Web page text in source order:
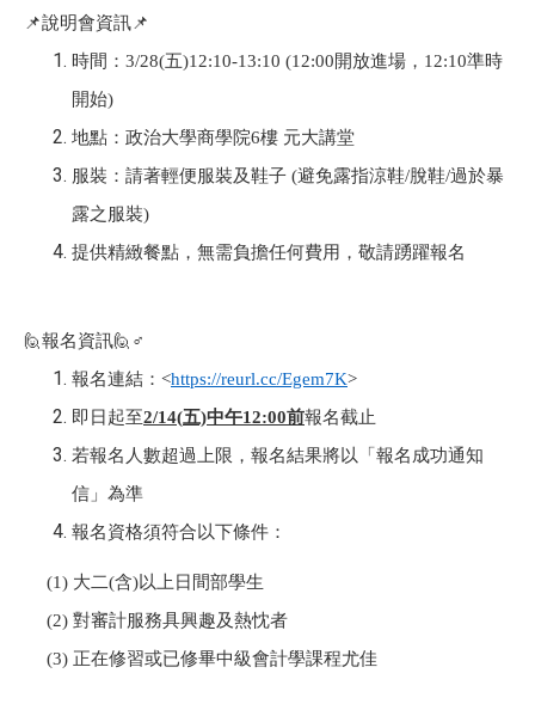
📌說明會資訊📌
時間：3/28(五)12:10-13:10 (12:00開放進場，12:10準時
開始)
地點：政治大學商學院6樓 元大講堂
服裝：請著輕便服裝及鞋子 (避免露指涼鞋/脫鞋/過於暴
露之服裝)
提供精緻餐點，無需負擔任何費用，敬請踴躍報名
🙋報名資訊🙋 ♂️
報名連結： <https://reurl.cc/Egem7K>
即日起至2/14(五)中午12:00前報名截止
若報名人數超過上限，報名結果將以「報名成功通知
信」為準
報名資格須符合以下條件：
(1) 大二(含)以上日間部學生
(2) 對審計服務具興趣及熱忱者
(3) 正在修習或已修畢中級會計學課程尤佳